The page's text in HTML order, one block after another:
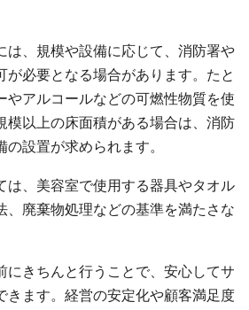
は、規模や設備に応じて、消防署や
が必要となる場合があります。たと
やアルコールなどの可燃性物質を使
模以上の床面積がある場合は、消防
設置が求められます。
は、美容室で使用する器具やタオル
、廃棄物処理などの基準を満たさな
にきちんと行うことで、安心してサ
きます。経営の安定化や顧客満足度